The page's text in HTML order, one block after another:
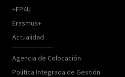
+FP4U
Erasmus+
Actualidad
Agencia de Colocación
Política Integrada de Gestión